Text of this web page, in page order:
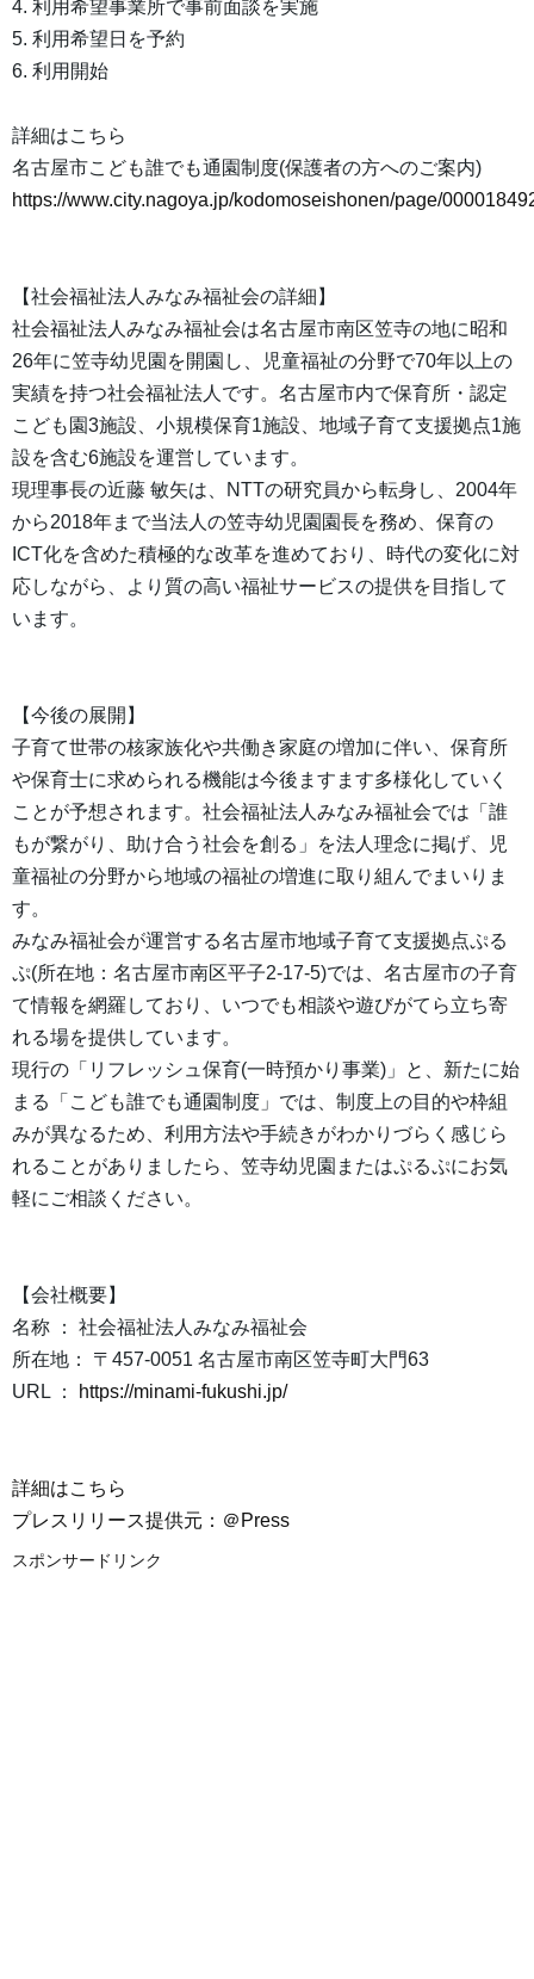
4. 利用希望事業所で事前面談を実施
5. 利用希望日を予約
6. 利用開始
詳細はこちら
名古屋市こども誰でも通園制度(保護者の方へのご案内)
https://www.city.nagoya.jp/kodomoseishonen/page/
【社会福祉法人みなみ福祉会の詳細】
社会福祉法人みなみ福祉会は名古屋市南区笠寺の地に昭和
26年に笠寺幼児園を開園し、児童福祉の分野で70年以上の
実績を持つ社会福祉法人です。名古屋市内で保育所・認定
こども園3施設、小規模保育1施設、地域子育て支援拠点1施
設を含む6施設を運営しています。
現理事長の近藤 敏矢は、NTTの研究員から転身し、2004年
から2018年まで当法人の笠寺幼児園園長を務め、保育の
ICT化を含めた積極的な改革を進めており、時代の変化に対
応しながら、より質の高い福祉サービスの提供を目指して
います。
【今後の展開】
子育て世帯の核家族化や共働き家庭の増加に伴い、保育所
や保育士に求められる機能は今後ますます多様化していく
ことが予想されます。社会福祉法人みなみ福祉会では「誰
もが繋がり、助け合う社会を創る」を法人理念に掲げ、児
童福祉の分野から地域の福祉の増進に取り組んでまいりま
す。
みなみ福祉会が運営する名古屋市地域子育て支援拠点ぷる
ぷ(所在地：名古屋市南区平子2-17-5)では、名古屋市の子育
て情報を網羅しており、いつでも相談や遊びがてら立ち寄
れる場を提供しています。
現行の「リフレッシュ保育(一時預かり事業)」と、新たに始
まる「こども誰でも通園制度」では、制度上の目的や枠組
みが異なるため、利用方法や手続きがわかりづらく感じら
れることがありましたら、笠寺幼児園またはぷるぷにお気
軽にご相談ください。
【会社概要】
名称 ： 社会福祉法人みなみ福祉会
所在地： 〒457-0051 名古屋市南区笠寺町大門63
URL ：
https://minami-fukushi.jp/
詳細はこちら
プレスリリース提供元：＠Press
スポンサードリンク